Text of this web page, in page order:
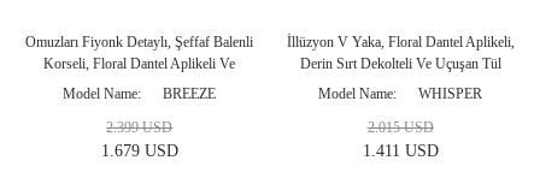
Omuzları Fiyonk Detaylı, Şeffaf Balenli
Korseli, Floral Dantel Aplikeli Ve
Katmanlı Simli Tül Etekli Helen
Model Name BREEZE
1.679 USD
2.399 USD
İllüzyon V Yaka, Floral Dantel Aplikeli,
Derin Sırt Dekolteli Ve Uçuşan Tül
Etekli Helen Gelinlik Modeli
Model Name WHISPER
1.411 USD
2.015 USD